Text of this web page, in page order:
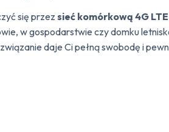
się przez sieć komórkową 4G LTE
w gospodarstwie czy domku
daje Ci pełną swobodę i